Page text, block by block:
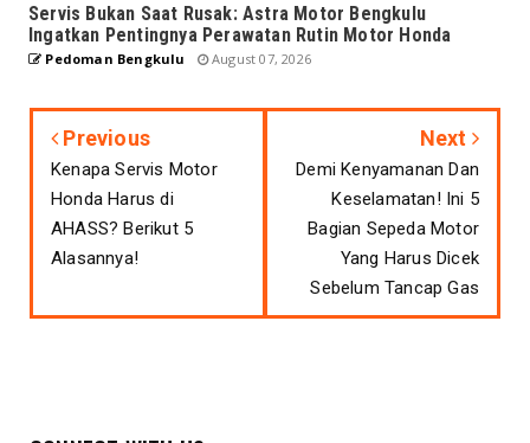
Servis Bukan Saat Rusak: Astra Motor Bengkulu
Ingatkan Pentingnya Perawatan Rutin Motor Honda
Pedoman Bengkulu August 07, 2026
Previous
Kenapa Servis Motor
Honda Harus di
AHASS? Berikut 5
Alasannya!
Next
Demi Kenyamanan Dan
Keselamatan! Ini 5
Bagian Sepeda Motor
Yang Harus Dicek
Sebelum Tancap Gas